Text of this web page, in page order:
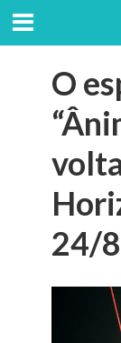
O
24/8